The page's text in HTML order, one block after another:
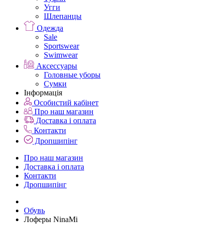
Угги
Шлепанцы
Одежда
Sale
Sportswear
Swimwear
Аксессуары
Головные уборы
Сумки
Інформація
Особистий кабінет
Про наш магазин
Доставка і оплата
Контакти
Дропшипінг
Про наш магазин
Доставка і оплата
Контакти
Дропшипінг
Обувь
Лоферы NinaMi